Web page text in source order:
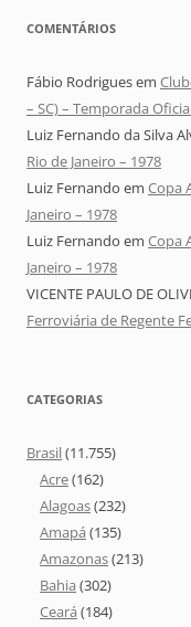
COMENTÁRIOS
Fábio Rodriguesem
– SC) – Temporada
Luiz Fernando da Silva
Rio de Janeiro – 1978
Luiz Fernando em Copa
Janeiro – 1978
Luiz Fernando em Copa
Janeiro – 1978
VICENTE PAULO DE
Ferroviária de Regente
CATEGORIAS
Brasil(11.755)
Acre(162)
Alagoas(232)
Amapá (135)
Amazonas(213)
Bahia (302)
Ceará (184)